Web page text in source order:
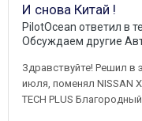
И снова Китай !
PilotOcean ответил в
Обсуждаем другие
Здравствуйте! Решил в
июля, поменял NISSAN
TECH PLUS